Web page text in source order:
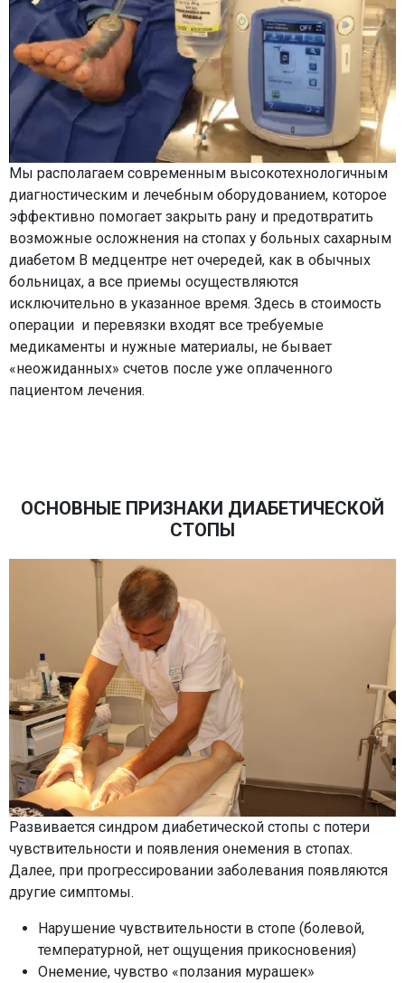
Мы располагаем современным высокотехнологичным
диагностическим и лечебным оборудованием, которое
эффективно помогает закрыть рану и предотвратить
возможные осложнения на стопах у больных сахарным
диабетом В медцентре нет очередей, как в обычных
больницах, а все приемы осуществляются
исключительно в указанное время. Здесь в стоимость
операции и перевязки входят все требуемые
медикаменты и нужные материалы, не бывает
«неожиданных» счетов после уже оплаченного
пациентом лечения.
ОСНОВНЫЕ ПРИЗНАКИ ДИАБЕТИЧЕСКОЙ
СТОПЫ
Развивается синдром диабетической стопы с потери
чувствительности и появления онемения в стопах.
Далее, при прогрессировании заболевания появляются
другие симптомы.
Нарушение чувствительности в стопе (болевой,
температурной, нет ощущения прикосновения)​
Онемение, чувство «ползания мурашек»​